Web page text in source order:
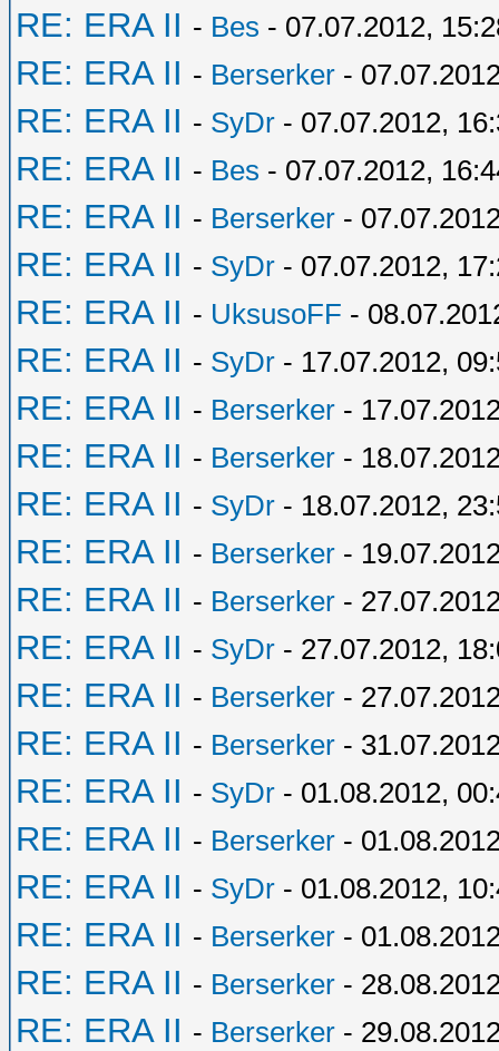
RE: ERA II - Bes - 07.07.2012,
RE: ERA II - Berserker -
RE: ERA II - SyDr - 07.07.2012,
RE: ERA II - Bes - 07.07.2012,
RE: ERA II - Berserker -
RE: ERA II - SyDr - 07.07.2012,
RE: ERA II - UksusoFF -
RE: ERA II - SyDr - 17.07.2012,
RE: ERA II - Berserker -
RE: ERA II - Berserker -
RE: ERA II - SyDr - 18.07.2012,
RE: ERA II - Berserker -
RE: ERA II - Berserker -
RE: ERA II - SyDr - 27.07.2012,
RE: ERA II - Berserker -
RE: ERA II - Berserker -
RE: ERA II - SyDr - 01.08.2012,
RE: ERA II - Berserker -
RE: ERA II - SyDr - 01.08.2012,
RE: ERA II - Berserker -
RE: ERA II - Berserker -
RE: ERA II - Berserker -